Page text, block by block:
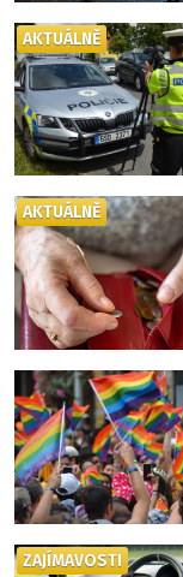
AKTUÁLNĚ
AKTUÁLNĚ
ZAJÍMAVOSTI